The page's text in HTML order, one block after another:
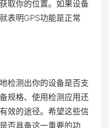
取你的位置。如果设备
表明GPS功能是正常
检测出你的设备是否支
规格、使用检测应用还
效的途径。希望这些信
否具备这一重要的功